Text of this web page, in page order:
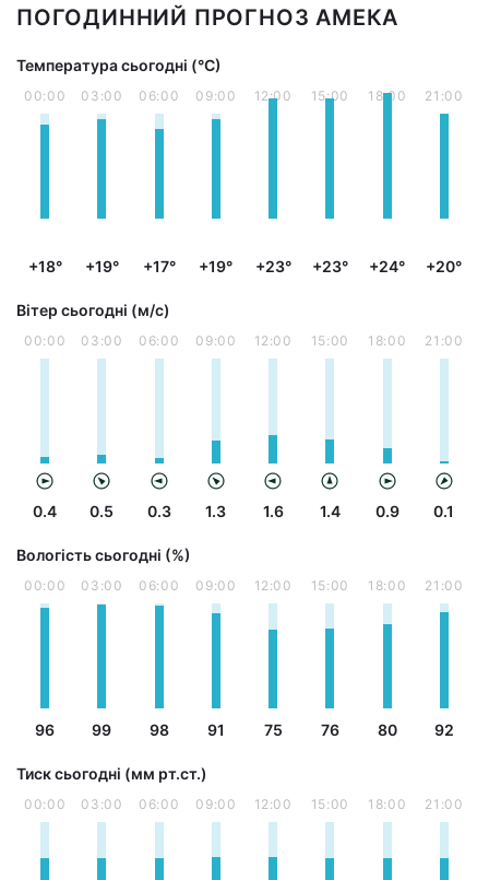
ПОГОДИННИЙ ПРОГНОЗ АМЕКА
Температура сьогодні (°С)
00:00
+18°
03:00
+19°
06:00
+17°
09:00
+19°
12:00
+23°
15:00
+23°
18:00
+24°
21:00
+20°
Вітер сьогодні (м/с)
00:00
0.4
03:00
0.5
06:00
0.3
09:00
1.3
12:00
1.6
15:00
1.4
18:00
0.9
21:00
0.1
Вологість сьогодні (%)
00:00
96
03:00
99
06:00
98
09:00
91
12:00
75
15:00
76
18:00
80
21:00
92
Тиск сьогодні (мм рт.ст.)
00:00 03:00 06:00 09:00 12:00 15:00 18:00 21:00